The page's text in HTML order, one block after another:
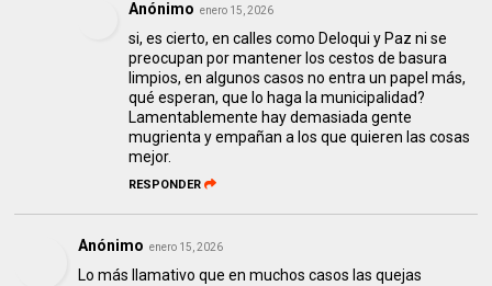
Anónimo enero 15, 2026
si, es cierto, en calles como Deloqui y Paz ni se
preocupan por mantener los cestos de basura
limpios, en algunos casos no entra un papel más,
qué esperan, que lo haga la municipalidad?
Lamentablemente hay demasiada gente
mugrienta y empañan a los que quieren las cosas
mejor.
RESPONDER
Anónimo enero 15, 2026
Lo más llamativo que en muchos casos las quejas